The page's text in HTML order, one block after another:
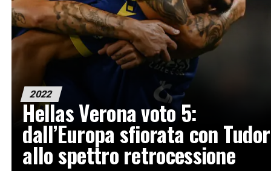
2022
Hellas Verona voto 5:
dall’Europa sfiorata con Tudor
allo spettro retrocessione